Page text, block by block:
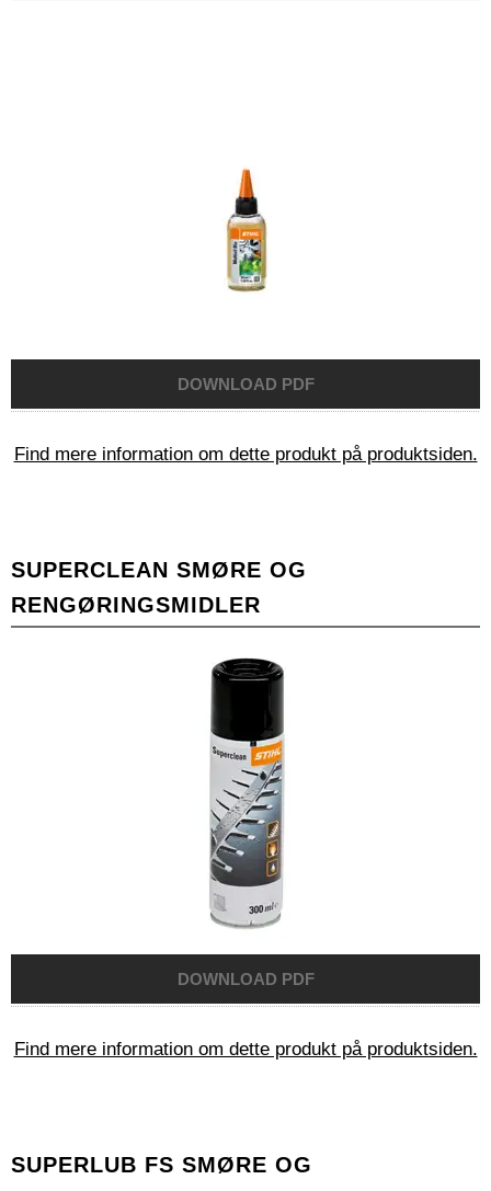
Find mere information om dette produkt på produktsiden.
SUPERCLEAN SMØRE OG
RENGØRINGSMIDLER
Find mere information om dette produkt på produktsiden.
SUPERLUB FS SMØRE OG